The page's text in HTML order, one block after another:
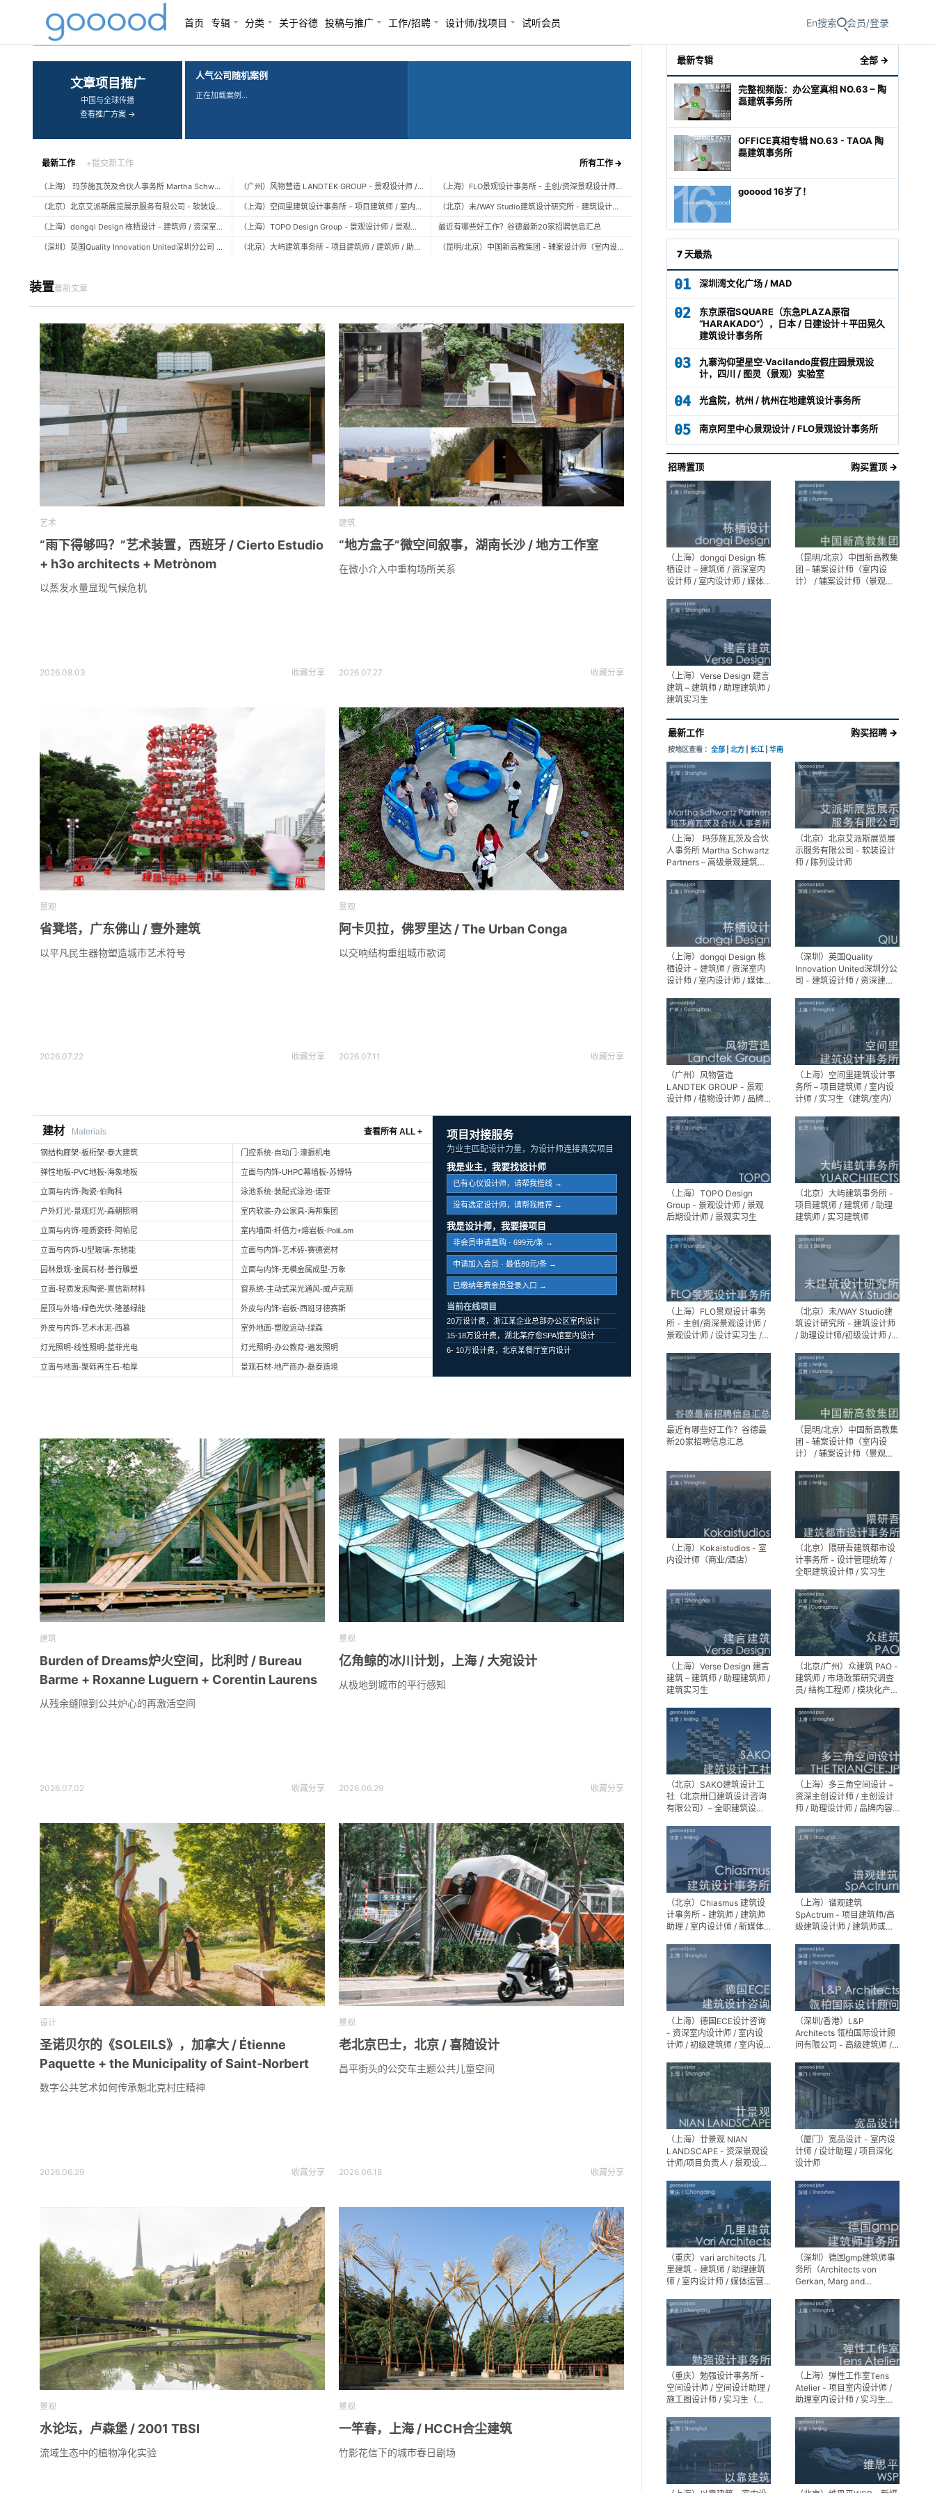
首页 专辑 分类 关于谷德 投稿与推广 工作/招聘 设计师/找项目 试听会员 En搜索 会员/登录
‹ ›
文章项目推广
中国与全球传播
查看推广方案 →
人气公司随机案例
正在加载案例…
最新工作 +提交新工作 所有工作 →
（上海） 玛莎施瓦茨及合伙人事务所 Martha Schwartz Partners – 高级景观建筑师 Senior Landscape Designer / 景观建筑师 Landscape Designer
（北京）北京艾派斯展览展示服务有限公司 - 软装设计师 / 陈列设计师
（上海）dongqi Design 栋栖设计 - 建筑师 / 资深室内设计师 / 室内设计师 / 媒体及公共关系主管 / 设计实习生（常年招聘）
（深圳）英国Quality Innovation United深圳分公司 - 建筑设计师 / 资深建筑设计师 / 室内设计师 / 设计实习生
（广州）风物营造 LANDTEK GROUP - 景观设计师 / 植物设计师 / 品牌运营 / 实习生
（上海）空间里建筑设计事务所 – 项目建筑师 / 室内设计师 / 实习生（建筑/室内）
（上海）TOPO Design Group - 景观设计师 / 景观后期设计师 / 景观实习生
（北京）大屿建筑事务所 - 项目建筑师 / 建筑师 / 助理建筑师 / 实习建筑师
（上海）FLO景观设计事务所 - 主创/资深景观设计师 / 景观设计师 / 设计实习生 / 商务行政助理 / 助理施工图设计师
（北京）未/WAY Studio建筑设计研究所 - 建筑设计师 / 助理设计师/初级设计师 / 实习生 / 办公室行政与商务助理
最近有哪些好工作？谷德最新20家招聘信息汇总
（昆明/北京）中国新高教集团 - 辅案设计师（室内设计） / 辅案设计师（景观设计）/ 生活空间组长/教学空间组长 / 平面设计高级经理 / 展陈设计高级经理
装置最新文章
艺术
“雨下得够吗？”艺术装置，西班牙 / Cierto Estudio
+ h3o architects + Metrònom
以蒸发水量显现气候危机
2026.08.03 收藏分享
建筑
“地方盒子”微空间叙事，湖南长沙 / 地方工作室
在微小介入中重构场所关系
2026.07.27 收藏分享
景观
省凳塔，广东佛山 / 壹外建筑
以平凡民生器物塑造城市艺术符号
2026.07.22 收藏分享
景观
阿卡贝拉，佛罗里达 / The Urban Conga
以交响结构重组城市歌词
2026.07.11 收藏分享
建材 Materials 查看所有 ALL +
钢结构廊架-板桁架-泰大建筑 门控系统-自动门-濠振机电
弹性地板-PVC地板-海象地板 立面与内饰-UHPC幕墙板-苏博特
立面与内饰-陶瓷-伯陶科 泳池系统-装配式泳池-诺亚
户外灯光-景观灯光-森朝照明 室内软装-办公家具-海邦集团
立面与内饰-哑质瓷砖-阿帕尼 室内墙面-纤倍力+熔岩板-PoliLam
立面与内饰-U型玻璃-东驰能 立面与内饰-艺术砖-赛德瓷材
园林景观-金属石材-善行雕塑 立面与内饰-无模金属成型-万象
立面-轻质发泡陶瓷-置信新材料 窗系统-主动式采光通风-威卢克斯
屋顶与外墙-绿色光伏-隆基绿能 外皮与内饰-岩板-西班牙德赛斯
外皮与内饰-艺术水泥-西慕 室外地面-塑胶运动-绿森
灯光照明-线性照明-蓝菲光电 灯光照明-办公教育-遍发照明
立面与地面-聚砾再生石-柏厚 景观石材-地产商办-磊泰造境
项目对接服务
为业主匹配设计力量，为设计师连接真实项目
我是业主，我要找设计师
已有心仪设计师，请帮我搭线 →
没有选定设计师，请帮我推荐 →
我是设计师，我要接项目
非会员申请直购 · 699元/条 →
申请加入会员 · 最低89元/条 →
已缴纳年费会员登录入口 →
当前在线项目
20万设计费，浙江某企业总部办公区室内设计
15-18万设计费，湖北某疗愈SPA馆室内设计
6- 10万设计费，北京某餐厅室内设计
建筑
Burden of Dreams炉火空间，比利时 / Bureau
Barme + Roxanne Luguern + Corentin Laurens
从残余缝隙到公共炉心的再激活空间
2026.07.02 收藏分享
景观
亿角鲸的冰川计划，上海 / 大宛设计
从极地到城市的平行感知
2026.06.29 收藏分享
设计
圣诺贝尔的《SOLEILS》，加拿大 / Étienne
Paquette + the Municipality of Saint-Norbert
数字公共艺术如何传承魁北克村庄精神
2026.06.29 收藏分享
景观
老北京巴士，北京 / 喜随设计
昌平街头的公交车主题公共儿童空间
2026.06.18 收藏分享
景观
水论坛，卢森堡 / 2001 TBSI
流域生态中的植物净化实验
景观
一竿春，上海 / HCCH合尘建筑
竹影花信下的城市春日剧场
最新专辑 全部 →
完整视频版：办公室真相 NO.63 – 陶
磊建筑事务所
OFFICE真相专辑 NO.63 - TAOA 陶
磊建筑事务所
gooood 16岁了！
7 天最热
01 深圳湾文化广场 / MAD
02
东京原宿SQUARE（东急PLAZA原宿
“HARAKADO”），日本 / 日建设计＋平田晃久
建筑设计事务所
03
九寨沟仰望星空·Vacilando度假庄园景观设
计，四川 / 图灵（景观）实验室
04 光盒院，杭州 / 杭州在地建筑设计事务所
05 南京阿里中心景观设计 / FLO景观设计事务所
招聘置顶 购买置顶 →
（上海）dongqi Design 栋
栖设计 – 建筑师 / 资深室内
设计师 / 室内设计师 / 媒体
生（常年招聘）
（昆明/北京）中国新高教集
团 – 辅案设计师（室内设
计） / 辅案设计师（景观设
（上海）Verse Design 建言
建筑 – 建筑师 / 助理建筑师 /
建筑实习生
最新工作 购买招聘 →
按地区查看 ： 全部 北方 长江 华南
（上海） 玛莎施瓦茨及合伙
人事务所 Martha Schwartz
Partners – 高级景观建筑师
Designer / 景观建筑师
Landscape Designer
（北京）北京艾派斯展览展
示服务有限公司 - 软装设计
师 / 陈列设计师
（上海）dongqi Design 栋
栖设计 - 建筑师 / 资深室内
设计师 / 室内设计师 / 媒体
生（常年招聘）
（深圳）英国Quality
Innovation United深圳分公
司 - 建筑设计师 / 资深建筑
实习生
（广州）风物营造
LANDTEK GROUP - 景观
设计师 / 植物设计师 / 品牌
（上海）空间里建筑设计事
务所 – 项目建筑师 / 室内设
计师 / 实习生（建筑/室内）
（上海）TOPO Design
Group - 景观设计师 / 景观
后期设计师 / 景观实习生
（北京）大屿建筑事务所 -
项目建筑师 / 建筑师 / 助理
建筑师 / 实习建筑师
（上海）FLO景观设计事务
所 - 主创/资深景观设计师 /
景观设计师 / 设计实习生 /
设计师
（北京）未/WAY Studio建
筑设计研究所 - 建筑设计师
/ 助理设计师/初级设计师 /
助理
最近有哪些好工作？谷德最
新20家招聘信息汇总
（昆明/北京）中国新高教集
团 - 辅案设计师（室内设
计） / 辅案设计师（景观设
间组长 / 平面设计高级经理 /
展陈设计高级经理
（上海）Kokaistudios - 室
内设计师（商业/酒店）
（北京）隈研吾建筑都市设
计事务所 - 设计管理统筹 /
全职建筑设计师 / 实习生
（上海）Verse Design 建言
建筑 – 建筑师 / 助理建筑师 /
建筑实习生
（北京/广州）众建筑 PAO -
建筑师 / 市场政策研究调查
员/ 结构工程师 / 模块化产品
师 / 机电工程师 / 实习生
（北京）SAKO建筑设计工
社（北京卅口建筑设计咨询
有限公司）– 全职建筑设计
（上海）多三角空间设计 –
资深主创设计师 / 主创设计
师 / 助理设计师 / 品牌内容
（北京）Chiasmus 建筑设
计事务所 - 建筑师 / 建筑师
助理 / 室内设计师 / 新媒体
（上海）谱观建筑
SpActrum - 项目建筑师/高
级建筑设计师 / 建筑师或助
媒体助理 / 实习生（建筑设
计/媒体，长期有效）
（上海）德国ECE设计咨询
- 资深室内设计师 / 室内设
计师 / 初级建筑师 / 室内设
习生
（深圳/香港）L&P
Architects 瓴柏国际设计顾
问有限公司 - 高级建筑师 /
精装设计师
（上海）廿景观 NIAN
LANDSCAPE - 资深景观设
计师/项目负责人 / 景观设计
（厦门）宽品设计 - 室内设
计师 / 设计助理 / 项目深化
设计师
（重庆）vari architects 几
里建筑 - 建筑师 / 助理建筑
师 / 室内设计师 / 媒体运营
（深圳）德国gmp建筑师事
务所（Architects von
Gerkan, Marg and
（重庆）勉强设计事务所 -
空间设计师 / 空间设计助理 /
施工图设计师 / 实习生（长
（上海）弹性工作室Tens
Atelier - 项目室内设计师 /
助理室内设计师 / 实习生